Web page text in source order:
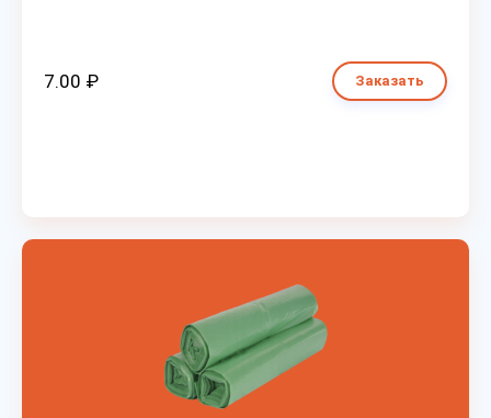
7.00 ₽ Заказать